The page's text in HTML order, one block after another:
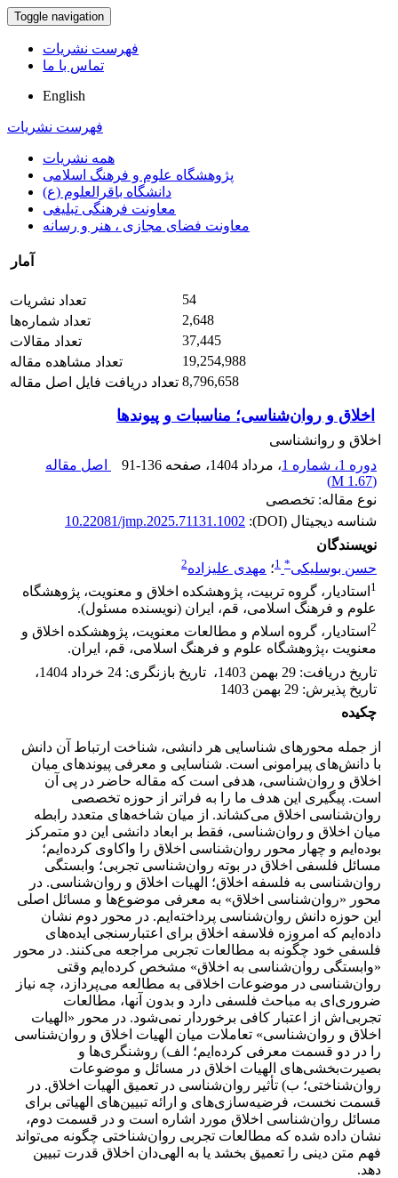
Toggle navigation
فهرست نشریات
تماس با ما
English
فهرست نشریات
همه نشریات
پژوهشگاه علوم و فرهنگ اسلامی
دانشگاه باقرالعلوم (ع)
معاونت فرهنگی تبلیغی
معاونت فضای مجازی ، هنر و رسانه
آمار
تعداد نشریات
54
تعداد شماره‌ها
2,648
تعداد مقالات
37,445
تعداد مشاهده مقاله
19,254,988
تعداد دریافت فایل اصل مقاله 8,796,658
اخلاق و روان‌شناسی؛ مناسبات و پیوندها
اخلاق و روانشناسی
دوره 1، شماره 1
، مرداد 1404 ، صفحه 91-136
اصل مقاله
(
1.67 M
)
نوع مقاله: تخصصی
شناسه دیجیتال (DOI):
10.22081/jmp.2025.71131.1002
نویسندگان
حسن بوسلیکی*
1؛ مهدی علیزاده2
1 استادیار، گروه تربیت، پژوهشکده اخلاق و معنویت، پژوهشگاه
علوم و فرهنگ اسلامی، قم، ایران (نویسنده مسئول).‏
2 استادیار، گروه اسلام و مطالعات معنویت، پژوهشکده اخلاق و
معنویت ،پژوهشگاه علوم و فرهنگ اسلامی، قم، ایران.‏
تاریخ دریافت: 29 بهمن 1403 ، تاریخ بازنگری: 24 خرداد 1404
،
تاریخ پذیرش: 29 بهمن 1403
چکیده
از جمله محورهای شناسایی هر دانشی، شناخت ارتباط آن دانش
با دانش‌های پیرامونی است. شناسایی و معرفی پیوندهای میان
اخلاق و روان‌شناسی، هدفی است که مقاله حاضر در پی آن
است. پیگیری این هدف ما را به فراتر از حوزه تخصصی
روان‌شناسی اخلاق می‌کشاند. از میان شاخه‌های متعدد رابطه
میان اخلاق و روان‌شناسی، فقط بر ابعاد دانشی این دو متمرکز
بوده‌ایم و چهار محور روان‌شناسی اخلاق را واکاوی کرده‌ایم؛
مسائل فلسفی اخلاق در بوته روان‌شناسی تجربی؛ وابستگی
روان‌شناسی به فلسفه اخلاق؛ الهیات اخلاق و روان‌شناسی. در
محور «روان‌شناسی اخلاق» به معرفی موضوع‌ها و مسائل اصلی
این حوزه دانش روان‌شناسی پرداخته‌ایم. در محور دوم نشان
داده‌ایم که امروزه فلاسفه اخلاق برای اعتبارسنجی ایده‌های
فلسفی خود چگونه به مطالعات تجربی مراجعه می‌کنند. در محور
«وابستگی روان‌شناسی به اخلاق» مشخص کرده‌‌ایم وقتی
روان‌شناسی در موضوعات اخلاقی به مطالعه می‌پردازد، چه نیاز
ضروری‌ای به مباحث فلسفی دارد و بدون آنها، مطالعات‌
تجربی‌‌اش از اعتبار کافی برخوردار نمی‌شود. در محور «الهیات
اخلاق و روان‌شناسی» تعاملات میان الهیات اخلاق و روان‌شناسی
را در دو قسمت معرفی کرده‌ایم؛ الف) روشنگری‌ها و
بصیرت‌بخشی‌های الهیات اخلاق در مسائل و موضوعات
روان‌شناختی؛ ب) تأثیر روان‌شناسی در تعمیق الهیات اخلاق. در
قسمت نخست، فرضیه‌سازی‌های و ارائه تبیین‌های الهیاتی برای
مسائل روان‌شناسی اخلاق مورد اشاره است و در قسمت دوم،
نشان داده شده که مطالعات تجربی روان‌شناختی چگونه می‌تواند
فهم متن دینی را تعمیق بخشد یا به الهی‌دان اخلاق قدرت تبیین
دهد.